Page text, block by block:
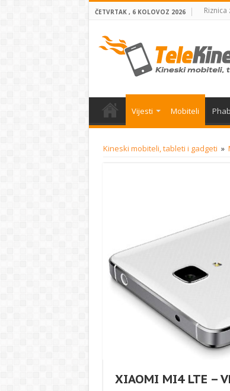
ČETVRTAK , 6 KOLOVOZ 2026 Riznica
Vijesti Mobiteli
Kineski mobiteli, tableti i gadgeti »
XIAOMI MI4 LTE –